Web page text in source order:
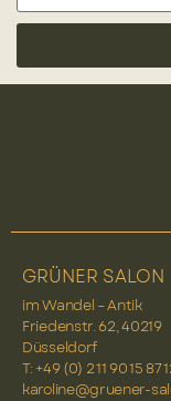
GRÜNER SALON
im Wandel – Antik
Friedenstr. 62, 40219
Düsseldorf
T: +49 (0) 2 11 90 15 87
karoline@gruener-